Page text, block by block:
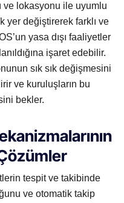
ve lokasyonu ile uyumlu
yer değiştirerek farklı ve
yasa dışı faaliyetler
işaret edebilir.
sık sık değişmesini
ve kuruluşların bu
bekler.
tespit ve takibinde
ve otomatik takip